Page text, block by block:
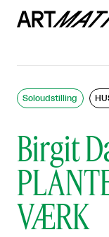
Birgit
VÆRK
Soloudstilling